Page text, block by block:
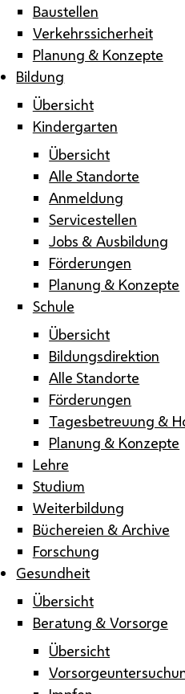
Baustellen
Verkehrssicherheit
Planung & Konzepte
Bildung
Übersicht
Kindergarten
Übersicht
Alle Standorte
Anmeldung
Servicestellen
Jobs & Ausbildung
Förderungen
Planung & Konzepte
Schule
Übersicht
Bildungsdirektion
Alle Standorte
Förderungen
Tagesbetreuung &
Planung & Konzepte
Lehre
Studium
Weiterbildung
Büchereien & Archive
Forschung
Gesundheit
Übersicht
Beratung & Vorsorge
Übersicht